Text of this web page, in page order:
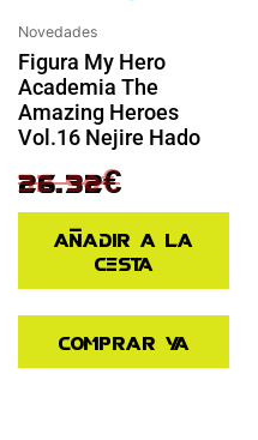
Novedades
Figura My Hero
Academia The
Amazing Heroes
Vol.16 Nejire Hado
32.90€
26.32€
Añadir a la
cesta
Comprar ya